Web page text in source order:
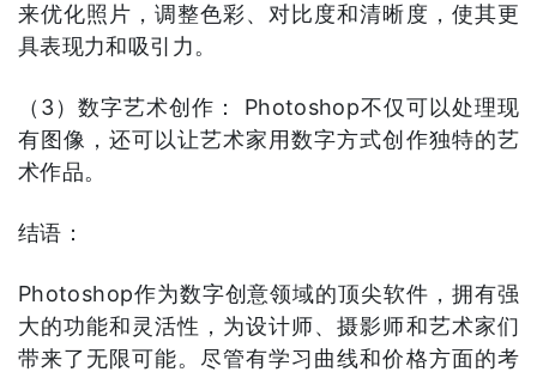
来优化照片，调整色彩、对比度和清晰度，使其更
具表现力和吸引力。
（3）数字艺术创作： Photoshop不仅可以处理现
有图像，还可以让艺术家用数字方式创作独特的艺
术作品。
结语：
Photoshop作为数字创意领域的顶尖软件，拥有强
大的功能和灵活性，为设计师、摄影师和艺术家们
带来了无限可能。尽管有学习曲线和价格方面的考